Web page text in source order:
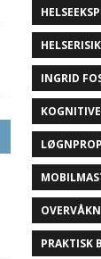
INGRID
PRAKTISK